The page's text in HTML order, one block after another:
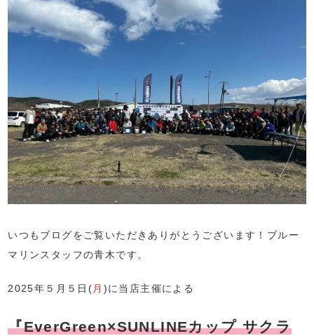
いつもブログをご覧いただきありがとうございます！ブルー
マリンスタッフの青木です。
2025年５月５日( 月 )に当店主催による
『EverGreen×SUNLINEカップ サクラ